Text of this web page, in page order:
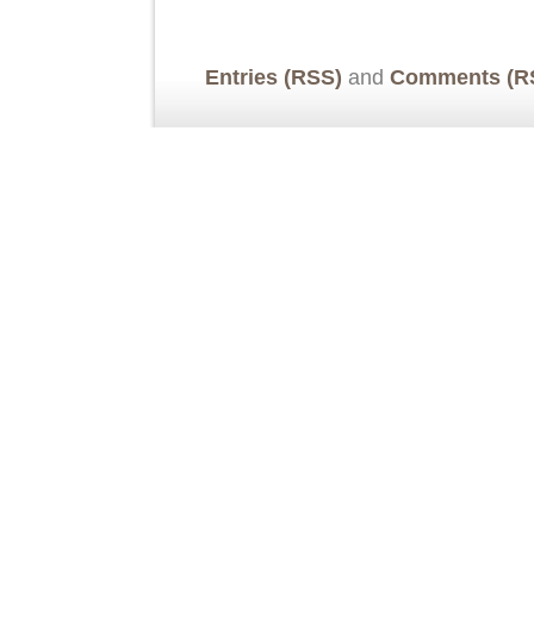
Entries (RSS) and Comments